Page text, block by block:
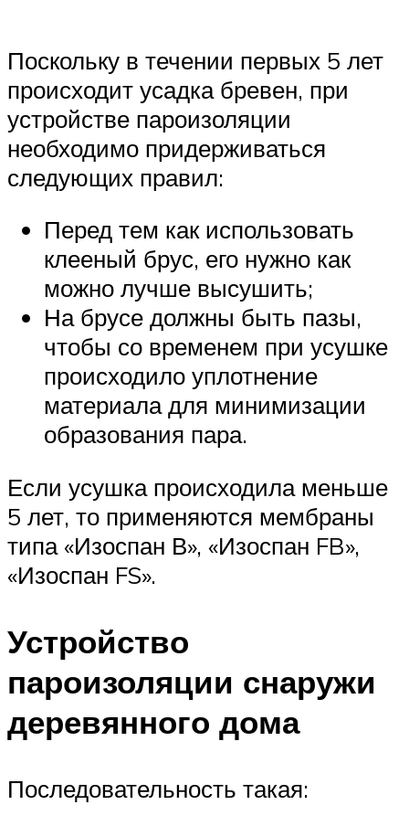
Поскольку в течении первых 5 лет
происходит усадка бревен, при
устройстве пароизоляции
необходимо придерживаться
следующих правил:
Перед тем как использовать
клееный брус, его нужно как
можно лучше высушить;
На брусе должны быть пазы,
чтобы со временем при усушке
происходило уплотнение
материала для минимизации
образования пара.
Если усушка происходила меньше
5 лет, то применяются мембраны
типа «Изоспан В», «Изоспан FB»,
«Изоспан FS».
Устройство
пароизоляции снаружи
деревянного дома
Последовательность такая: